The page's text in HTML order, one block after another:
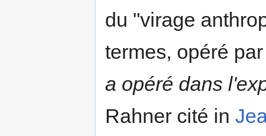
du "virage
termes, opéré
a opéré dans
Rahner cité in